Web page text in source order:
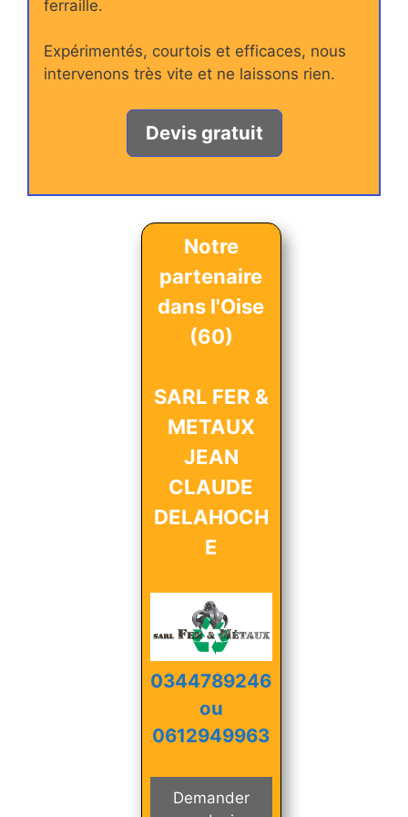
ferraille.
Expérimentés, courtois et efficaces, nous
intervenons très vite et ne laissons rien.
Devis gratuit
Notre
partenaire
dans l'Oise
(60)
SARL FER &
METAUX
JEAN
CLAUDE
DELAHOCH
E
0344789246
ou
0612949963
Demander